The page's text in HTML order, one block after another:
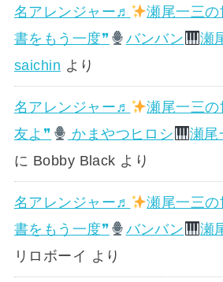
名アレンジャー♬ 瀬尾一三の
書をもう一度❞
バンバン 瀬
saichin より
名アレンジャー♬ 瀬尾一三の
友よ❞
かまやつヒロシ 瀬尾
に Bobby Black より
名アレンジャー♬ 瀬尾一三の
書をもう一度❞
バンバン 瀬
リロボーイ より